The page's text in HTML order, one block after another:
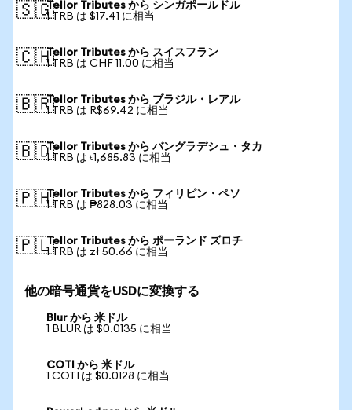
🇸🇬Tellor Tributes から シンガポールドル
1 TRB は $17.41 に相当
🇨🇭Tellor Tributes から スイスフラン
1 TRB は CHF 11.00 に相当
🇧🇷Tellor Tributes から ブラジル・レアル
1 TRB は R$69.42 に相当
🇧🇩Tellor Tributes から バングラデシュ・タカ
1 TRB は ৳1,685.83 に相当
🇵🇭Tellor Tributes から フィリピン・ペソ
1 TRB は ₱828.03 に相当
🇵🇱Tellor Tributes から ポーランド ズロチ
1 TRB は zł 50.66 に相当
他の暗号通貨をUSDに変換する
Blur から 米ドル
1 BLUR は $0.0135 に相当
COTI から 米ドル
1 COTI は $0.0128 に相当